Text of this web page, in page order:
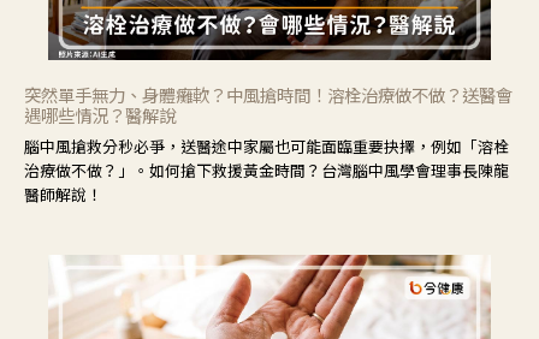
突然單手無力、身體癱軟？中風搶時間！溶栓治療做不做？送醫會
遇哪些情況？醫解說
腦中風搶救分秒必爭，送醫途中家屬也可能面臨重要抉擇，例如「溶栓
治療做不做？」。如何搶下救援黃金時間？台灣腦中風學會理事長陳龍
醫師解說！